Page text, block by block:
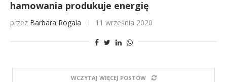
hamowania produkuje energię
przez Barbara Rogala 11 września 2020
WCZYTAJ WIĘCEJ POSTÓW